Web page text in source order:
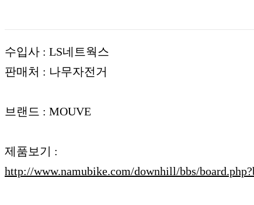
본문
수입사 : LS네트웍스
판매처 : 나무자전거
브랜드 : MOUVE
제품보기 :
http://www.namubike.com/downhill/bbs/